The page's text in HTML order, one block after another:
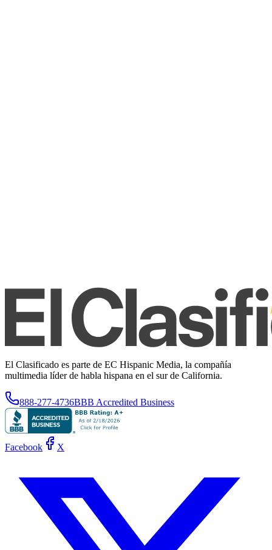
El Clasificado es parte de EC Hispanic Media, la compañía
multimedia líder de habla hispana en el sur de California.
888-277-4736BBB Accredited Business
Facebook X